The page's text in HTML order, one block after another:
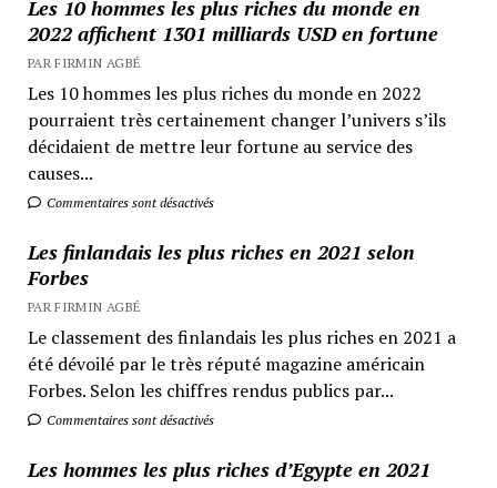
Les 10 hommes les plus riches du monde en
2022 affichent 1301 milliards USD en fortune
PAR FIRMIN AGBÉ
Les 10 hommes les plus riches du monde en 2022
pourraient très certainement changer l’univers s’ils
décidaient de mettre leur fortune au service des
causes...
Commentaires sont désactivés
Les finlandais les plus riches en 2021 selon
Forbes
PAR FIRMIN AGBÉ
Le classement des finlandais les plus riches en 2021 a
été dévoilé par le très réputé magazine américain
Forbes. Selon les chiffres rendus publics par...
Commentaires sont désactivés
Les hommes les plus riches d’Egypte en 2021